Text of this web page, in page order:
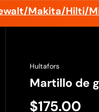
Makita/Hilti/
Hultafors
Martillo de
$175.00